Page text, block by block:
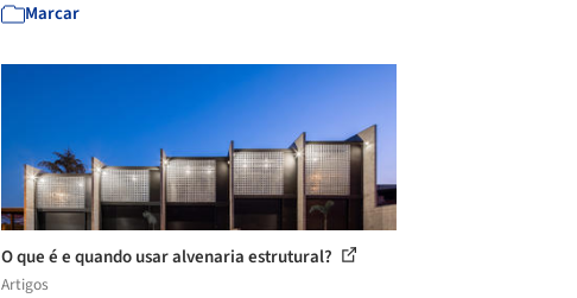
Marcar
O que é e quando usar alvenaria estrutural?
Artigos